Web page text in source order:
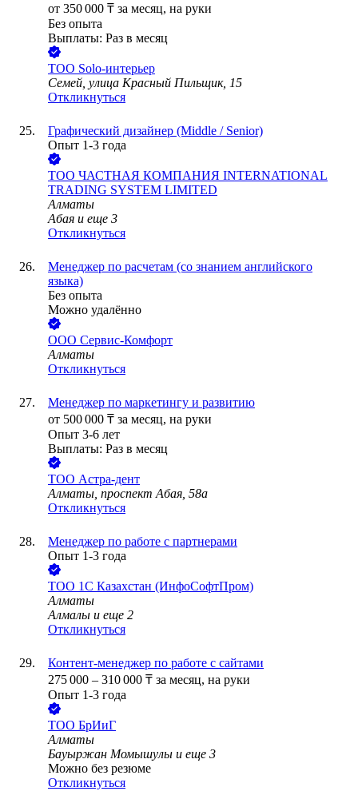
от 350 000 ₸ за месяц, на руки
Без опыта
Выплаты: Раз в месяц
ТОО Solo-интерьер
Семей, улица Красный Пильщик, 15
Откликнуться
Графический дизайнер (Middle / Senior)
Опыт 1-3 года
ТОО ЧАСТНАЯ КОМПАНИЯ INTERNATIONAL
TRADING SYSTEM LIMITED
Алматы
Абая и еще 3
Откликнуться
Менеджер по расчетам (со знанием английского
языка)
Без опыта
Можно удалённо
ООО Сервис-Комфорт
Алматы
Откликнуться
Менеджер по маркетингу и развитию
от 500 000 ₸ за месяц, на руки
Опыт 3-6 лет
Выплаты: Раз в месяц
ТОО Астра-дент
Алматы, проспект Абая, 58а
Откликнуться
Менеджер по работе с партнерами
Опыт 1-3 года
ТОО 1С Казахстан (ИнфоСофтПром)
Алматы
Алмалы и еще 2
Откликнуться
Контент-менеджер по работе с сайтами
275 000 – 310 000 ₸ за месяц, на руки
Опыт 1-3 года
ТОО БрИиГ
Алматы
Бауыржан Момышулы и еще 3
Можно без резюме
Откликнуться